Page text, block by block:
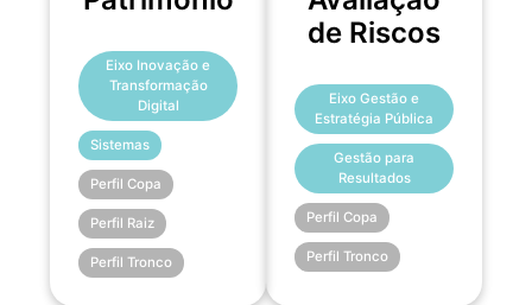
Eixo Inovação e
Transformação
Digital
Sistemas
Perfil Copa
Perfil Raiz
Perfil Tronco
de Riscos
Eixo Gestão e
Estratégia Pública
Gestão para
Resultados
Perfil Copa
Perfil Tronco